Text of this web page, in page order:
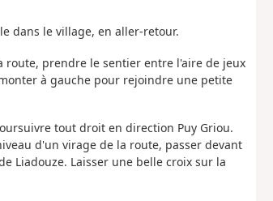
dans le village, en aller-retour.
route, prendre le sentier entre l'aire de jeux
à gauche pour rejoindre une petite
tout droit en direction Puy Griou.
d'un virage de la route, passer devant
Liadouze. Laisser une belle croix sur la